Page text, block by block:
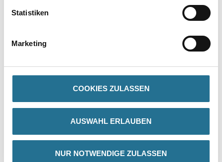
Statistiken
Marketing
COOKIES ZULASSEN
AUSWAHL ERLAUBEN
NUR NOTWENDIGE ZULASSEN
PRODUKTEIGENSCHAFTEN